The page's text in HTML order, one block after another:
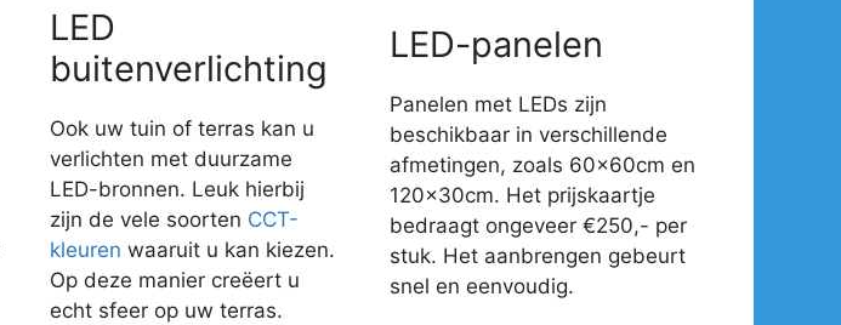
LED
buitenverlichting
Ook uw tuin of terras kan u
verlichten met duurzame
LED-bronnen. Leuk hierbij
zijn de vele soorten CCT-
kleuren waaruit u kan kiezen.
Op deze manier creëert u
echt sfeer op uw terras.
LED-panelen
Panelen met LEDs zijn
beschikbaar in verschillende
afmetingen, zoals 60x60cm en
120x30cm. Het prijskaartje
bedraagt ongeveer €250,- per
stuk. Het aanbrengen gebeurt
snel en eenvoudig.